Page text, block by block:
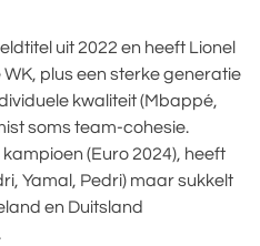
uit 2022 en heeft Lionel
WK, plus een sterke generatie
kwaliteit (Mbappé,
soms team-cohesie.
(Euro 2024), heeft
Yamal, Pedri) maar sukkelt
en Duitsland